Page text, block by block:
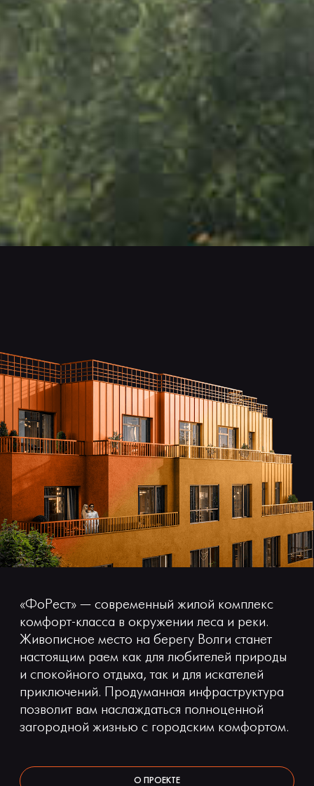
«ФоРест» — современный жилой комплекс
комфорт-класса в окружении леса и реки.
Живописное место на берегу Волги станет
настоящим раем как для любителей природы
и спокойного отдыха, так и для искателей
приключений. Продуманная инфраструктура
позволит вам наслаждаться полноценной
загородной жизнью с городским комфортом.
О ПРОЕКТЕ